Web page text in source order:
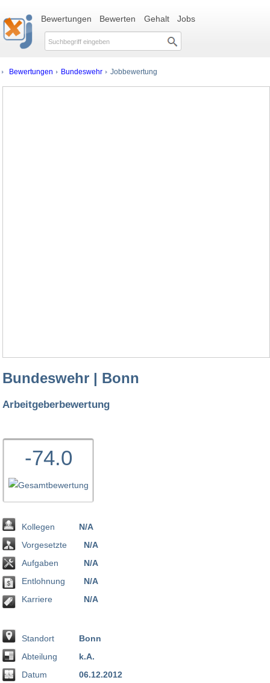
Bewertungen Bewerten Gehalt Jobs
Bewertungen Bundeswehr Jobbewertung
Bundeswehr | Bonn
Arbeitgeberbewertung
-74.0
Kollegen
Vorgesetzte
Aufgaben
Entlohnung
Karriere
N/A
N/A
N/A
N/A
N/A
Standort
Abteilung
Datum
Bonn
k.A.
06.12.2012